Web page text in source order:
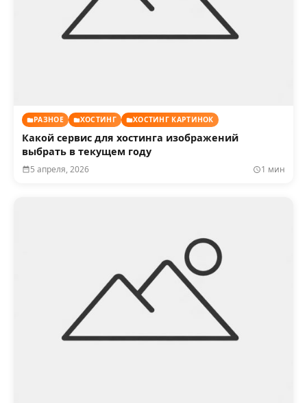
РАЗНОЕ ХОСТИНГ ХОСТИНГ КАРТИНОК
Какой сервис для хостинга изображений
выбрать в текущем году
5 апреля, 2026 1 мин